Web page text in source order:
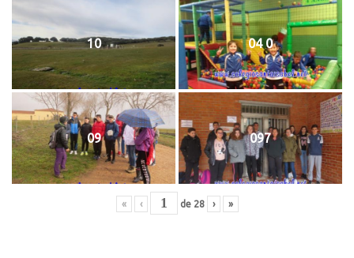
10 04 0
09 097
« ‹ de 28 › »